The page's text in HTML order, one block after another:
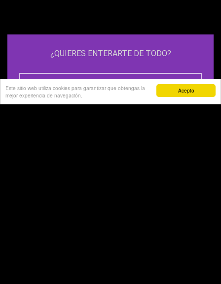
Acepto
Este sitio web utiliza cookies para garantizar que obtengas la
mejor experiencia de navegación.
¿QUIERES ENTERARTE DE TODO?